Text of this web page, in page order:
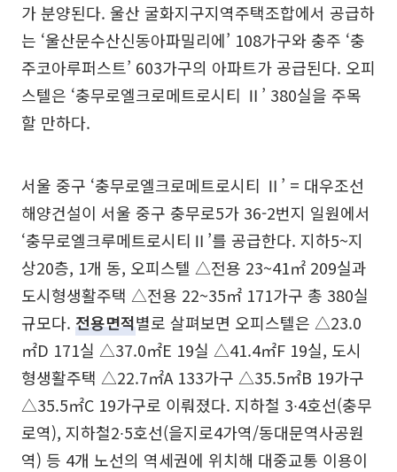
가 분양된다. 울산 굴화지구지역주택조합에서 공급하
는 ‘울산문수산신동아파밀리에’ 108가구와 충주 ‘충
주코아루퍼스트’ 603가구의 아파트가 공급된다. 오피
스텔은 ‘충무로엘크로메트로시티 Ⅱ’ 380실을 주목
할 만하다.
서울 중구 ‘충무로엘크로메트로시티 Ⅱ’ = 대우조선
해양건설이 서울 중구 충무로5가 36-2번지 일원에서
‘충무로엘크루메트로시티Ⅱ’를 공급한다. 지하5~지
상20층, 1개 동, 오피스텔 △전용 23~41㎡ 209실과
도시형생활주택 △전용 22~35㎡ 171가구 총 380실
규모다. 전용면적별로 살펴보면 오피스텔은 △23.0
㎡D 171실 △37.0㎡E 19실 △41.4㎡F 19실, 도시
형생활주택 △22.7㎡A 133가구 △35.5㎡B 19가구
△35.5㎡C 19가구로 이뤄졌다. 지하철 3∙4호선(충무
로역), 지하철2∙5호선(을지로4가역/동대문역사공원
역) 등 4개 노선의 역세권에 위치해 대중교통 이용이